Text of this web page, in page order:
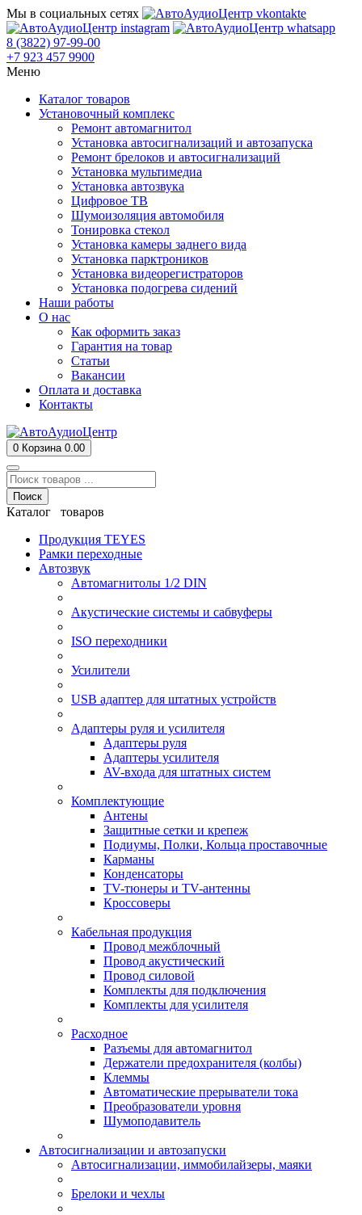
Мы в социальных сетях
8 (3822) 97-99-00
+7 923 457 9900
Меню
Каталог товаров
Установочный комплекс
Ремонт автомагнитол
Установка автосигнализаций и автозапуска
Ремонт брелоков и автосигнализаций
Установка мультимедиа
Установка автозвука
Цифровое ТВ
Шумоизоляция автомобиля
Тонировка стекол
Установка камеры заднего вида
Установка парктроников
Установка видеорегистраторов
Установка подогрева сидений
Наши работы
О нас
Как оформить заказ
Гарантия на товар
Статьи
Вакансии
Оплата и доставка
Контакты
0 Корзина 0.00
Поиск
Каталог товаров
Продукция TEYES
Рамки переходные
Автозвук
Автомагнитолы 1/2 DIN
Акустические системы и сабвуферы
ISO переходники
Усилители
USB адаптер для штатных устройств
Адаптеры руля и усилителя
Адаптеры руля
Адаптеры усилителя
AV-входа для штатных систем
Комплектующие
Антены
Защитные сетки и крепеж
Подиумы, Полки, Кольца проставочные
Карманы
Конденсаторы
TV-тюнеры и TV-антенны
Кроссоверы
Кабельная продукция
Провод межблочный
Провод акустический
Провод силовой
Комплекты для подключения
Комплекты для усилителя
Расходное
Разъемы для автомагнитол
Держатели предохранителя (колбы)
Клеммы
Автоматические прерыватели тока
Преобразователи уровня
Шумоподавитель
Автосигнализации и автозапуски
Автосигнализации, иммобилайзеры, маяки
Брелоки и чехлы